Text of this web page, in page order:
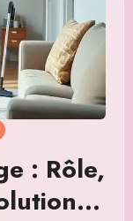
: Rôle,